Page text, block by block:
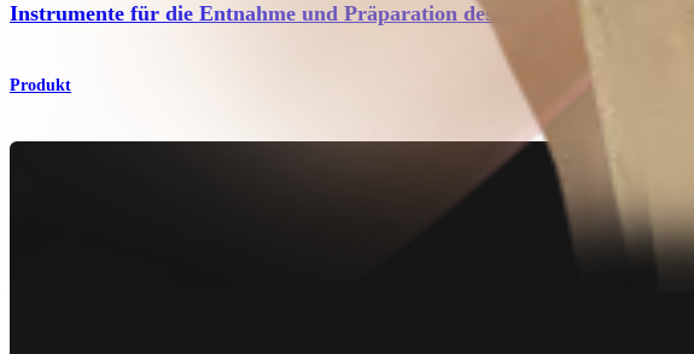
Instrumente für die Entnahme und Präparation des BTB-Transplantats
Produkt